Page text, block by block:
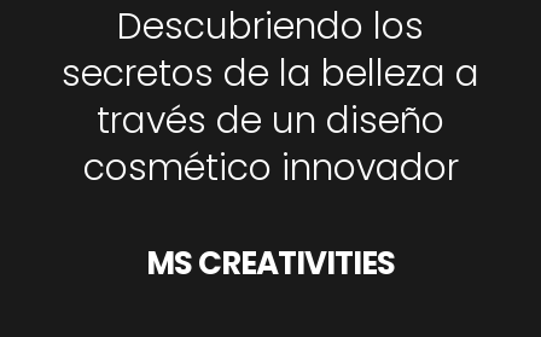
Descubriendo los
secretos de la belleza a
través de un diseño
cosmético innovador
MS CREATIVITIES